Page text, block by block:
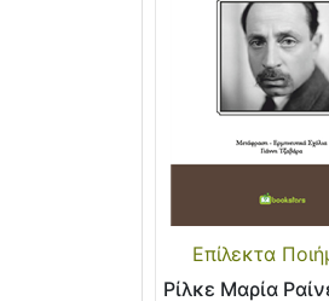
Επίλεκτα
Ρίλκε Μαρία